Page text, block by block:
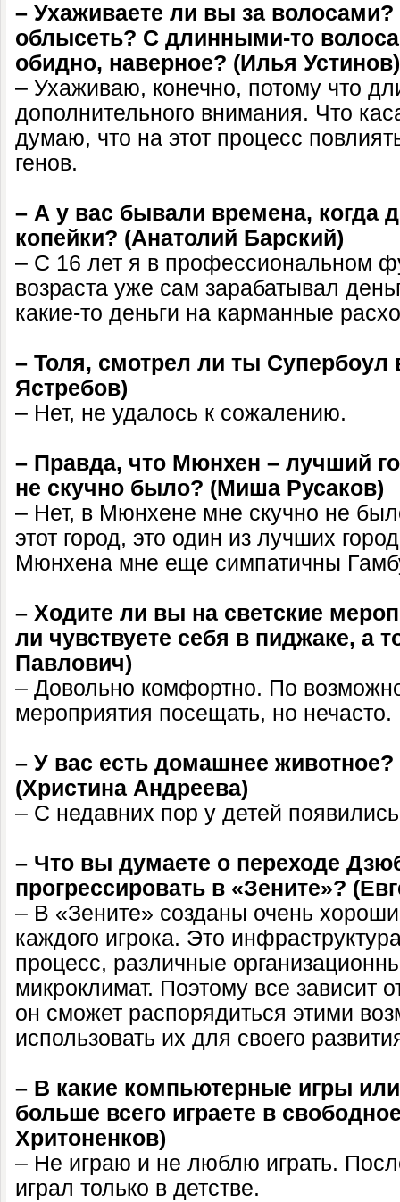
– Ухаживаете ли вы за
облысеть? С длинными-то
обидно, наверное? (Илья Устинов)
– Ухаживаю, конечно, потому что
дополнительного внимания. Что
думаю, что на этот процесс
генов.
– А у вас бывали времена, когда
копейки? (Анатолий Барский)
– С 16 лет я в профессиональном
возраста уже сам зарабатывал
какие-то деньги на карманные
– Толя, смотрел ли ты Супербоул
Ястребов)
– Нет, не удалось к сожалению.
– Правда, что Мюнхен – лучший
не скучно было? (Миша Русаков)
– Нет, в Мюнхене мне скучно не
этот город, это один из лучших
Мюнхена мне еще симпатичны
– Ходите ли вы на светские
ли чувствуете себя в пиджаке, а
Павлович)
– Довольно комфортно. По
мероприятия посещать, но нечасто.
– У вас есть домашнее животное?
(Христина Андреева)
– С недавних пор у детей
– Что вы думаете о переходе
прогрессировать в «Зените»?
– В «Зените» созданы очень
каждого игрока. Это
процесс, различные
микроклимат. Поэтому все зависит
он сможет распорядиться этими
использовать их для своего
– В какие компьютерные игры
больше всего играете в
Хритоненков)
– Не играю и не люблю играть.
играл только в детстве.